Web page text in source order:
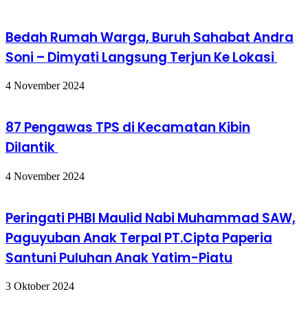
Bedah Rumah Warga, Buruh Sahabat Andra
Soni – Dimyati Langsung Terjun Ke Lokasi
4 November 2024
87 Pengawas TPS di Kecamatan Kibin
Dilantik
4 November 2024
Peringati PHBI Maulid Nabi Muhammad SAW,
Paguyuban Anak Terpal PT.Cipta Paperia
Santuni Puluhan Anak Yatim-Piatu
3 Oktober 2024